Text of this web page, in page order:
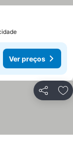
Ver preços
Partilhar